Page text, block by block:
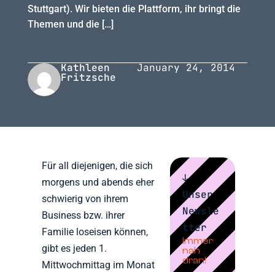
Stuttgart). Wir bieten die Plattform, ihr bringt die
Themen und die […]
Kathleen
Fritzsche
January 24, 2014
Für all diejenigen, die sich
morgens und abends eher
schwierig von ihrem
Business bzw. ihrer
Familie loseisen können,
gibt es jeden 1.
Mittwochmittag im Monat
↓
Unser
Newsle
tter
Immer
nah
dran!